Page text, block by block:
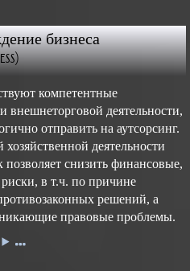
бизнеса
компетентные
внешнеторговой деятельности,
отправить на аутсорсинг.
деятельности
снизить финансовые,
в т.ч. по причине
решений, а
правовые проблемы.